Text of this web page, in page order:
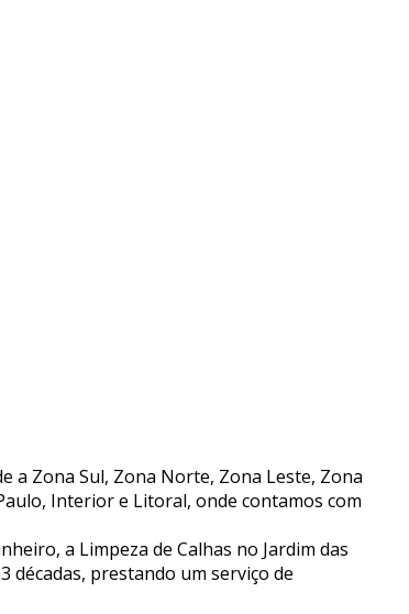
a Zona Sul, Zona Norte, Zona Leste, Zona
Interior e Litoral, onde contamos com
a Limpeza de Calhas no Jardim das
décadas, prestando um serviço de